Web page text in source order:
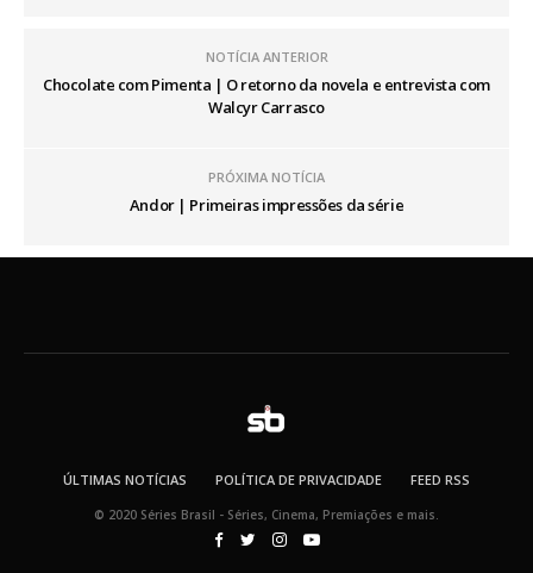
NOTÍCIA ANTERIOR
Chocolate com Pimenta | O retorno da novela e entrevista com
Walcyr Carrasco
PRÓXIMA NOTÍCIA
Andor | Primeiras impressões da série
ÚLTIMAS NOTÍCIAS POLÍTICA DE PRIVACIDADE FEED RSS
© 2020 Séries Brasil - Séries, Cinema, Premiações e mais.